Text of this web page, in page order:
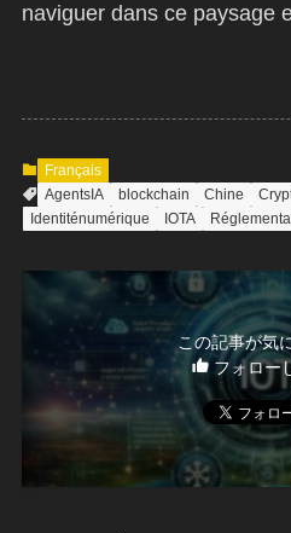
naviguer dans ce paysage
Français
AgentsIA
blockchain Chine
Identiténumérique
IOTA
この記事が気
フォロー